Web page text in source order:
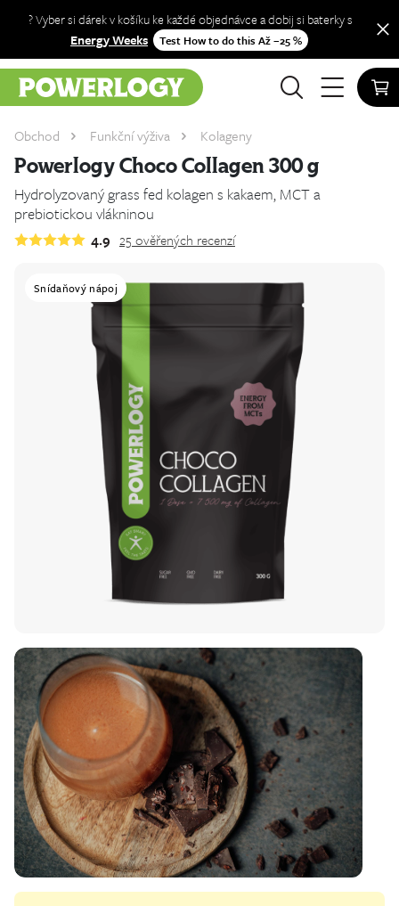
? Vyber si dárek v košíku ke každé objednávce a dobij si baterky s
Energy Weeks
Test How to do this Až −25 %
Obchod Funkční výživa Kolageny
Powerlogy Choco Collagen 300 g
Hydrolyzovaný grass fed kolagen s kakaem, MCT a
prebiotickou vlákninou
4.9 25 ověřených recenzí
Snídaňový nápoj